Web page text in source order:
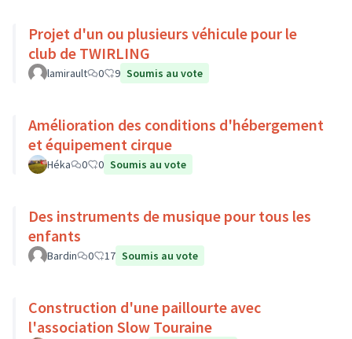
Projet d'un ou plusieurs véhicule pour le
club de TWIRLING
lamirault 0 9 Soumis au vote
Amélioration des conditions d'hébergement
et équipement cirque
Héka 0 0 Soumis au vote
Des instruments de musique pour tous les
enfants
Bardin 0 17 Soumis au vote
Construction d'une paillourte avec
l'association Slow Touraine